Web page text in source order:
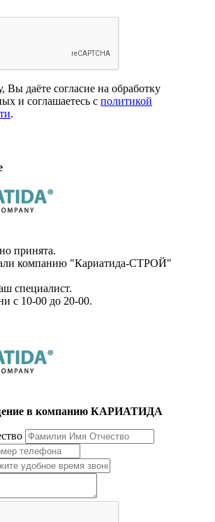
даёте согласие на обработку
и соглашаетесь с политикой
.
принята.
компанию "Кариатида-СТРОЙ"
специалист.
с 10-00 до 20-00.
в компанию КАРИАТИДА